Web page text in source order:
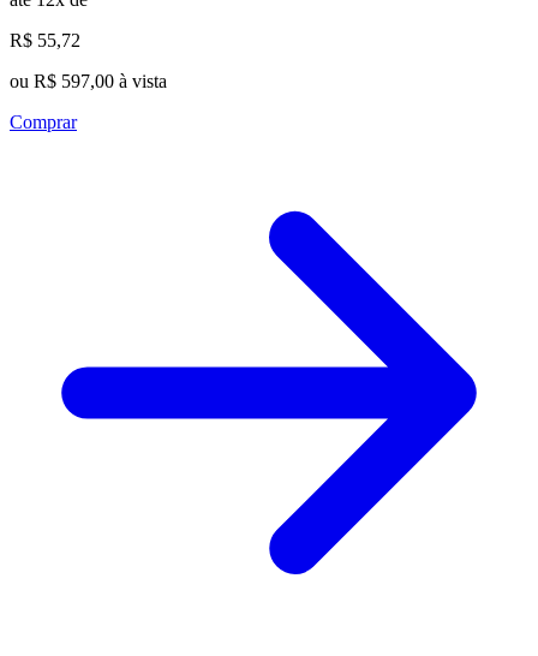
R$ 55,72
ou R$ 597,00 à vista
Comprar